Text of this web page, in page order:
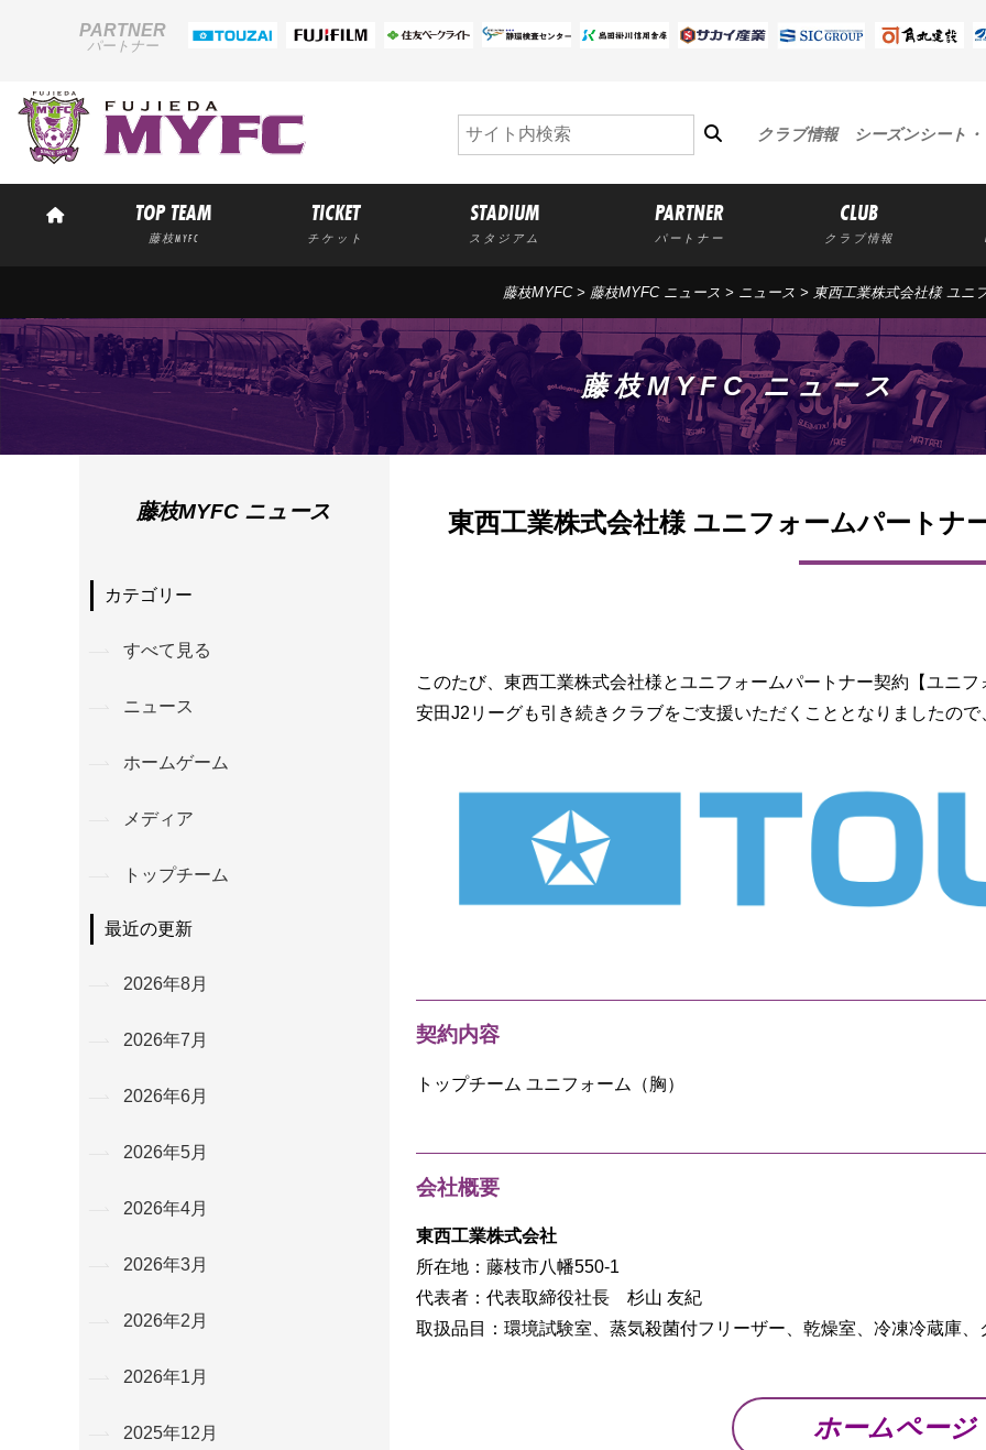
PARTNER
パートナー
クラブ情報 シーズンシート
TOP TEAM
藤枝MYFC
TICKET
チケット
STADIUM
スタジアム
PARTNER
パートナー
CLUB
クラブ情報
藤枝MYFC> 藤枝MYFC ニュース > ニュース > 東西工業株式会社様 ユニ
藤枝MYFC ニュース
東西工業株式会社様 ユニフォームパートナ
このたび、東西工業株式会社様とユニフォームパートナー契約【ユニ
安田J2リーグも引き続きクラブをご支援いただくこととなりましたの
契約内容
トップチーム ユニフォーム（胸）
会社概要
東西工業株式会社
所在地：藤枝市八幡550-1
代表者：代表取締役社長 杉山 友紀
取扱品目：環境試験室、蒸気殺菌付フリーザー、乾燥室、冷凍冷蔵庫、
ホームページ
藤枝MYFC ニュース
カテゴリー
すべて見る
ニュース
ホームゲーム
メディア
トップチーム
最近の更新
2026年8月
2026年7月
2026年6月
2026年5月
2026年4月
2026年3月
2026年2月
2026年1月
2025年12月